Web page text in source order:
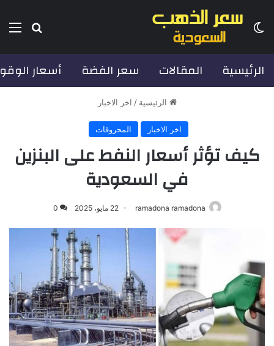
بحث الوضع المظلم
الرئيسية المقالات سعر الفضة أسعار
الرئيسية / اخر الاخبار
اخر الاخبار المحروقات
كيف تؤثر أسعار النفط على البنزين
في السعودية
ramadona ramadona 22 مايو، 2025 0